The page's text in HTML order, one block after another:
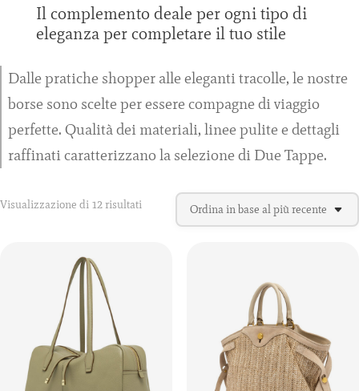
Il complemento deale per ogni tipo di
eleganza per completare il tuo stile
Dalle pratiche shopper alle eleganti tracolle, le nostre
borse sono scelte per essere compagne di viaggio
perfette. Qualità dei materiali, linee pulite e dettagli
raffinati caratterizzano la selezione di Due Tappe.
Visualizzazione di 12 risultati